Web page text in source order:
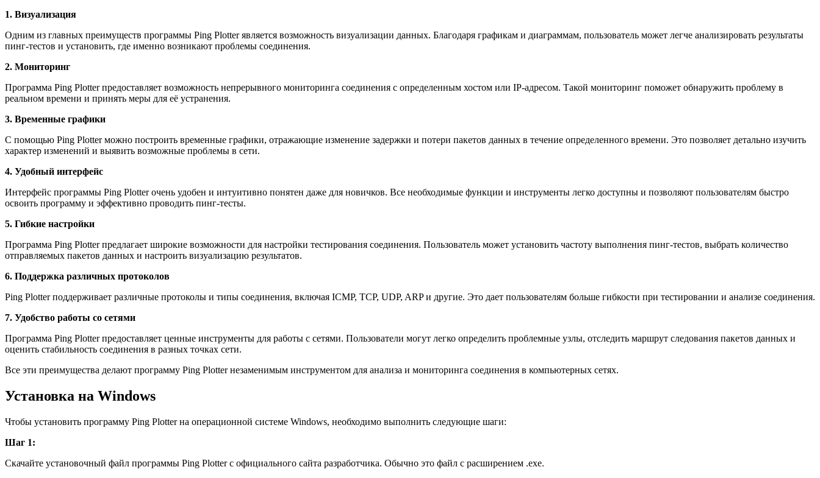
1. Визуализация
Одним из главных преимуществ программы Ping Plotter является возможность визуализации данных. Благодаря графикам и диаграммам, пользователь может легче анализировать результаты
пинг-тестов и установить, где именно возникают проблемы соединения.
2. Мониторинг
Программа Ping Plotter предоставляет возможность непрерывного мониторинга соединения с определенным хостом или IP-адресом. Такой мониторинг поможет обнаружить проблему в
реальном времени и принять меры для её устранения.
3. Временные графики
С помощью Ping Plotter можно построить временные графики, отражающие изменение задержки и потери пакетов данных в течение определенного времени. Это позволяет детально изучить
характер изменений и выявить возможные проблемы в сети.
4. Удобный интерфейс
Интерфейс программы Ping Plotter очень удобен и интуитивно понятен даже для новичков. Все необходимые функции и инструменты легко доступны и позволяют пользователям быстро
освоить программу и эффективно проводить пинг-тесты.
5. Гибкие настройки
Программа Ping Plotter предлагает широкие возможности для настройки тестирования соединения. Пользователь может установить частоту выполнения пинг-тестов, выбрать количество
отправляемых пакетов данных и настроить визуализацию результатов.
6. Поддержка различных протоколов
Ping Plotter поддерживает различные протоколы и типы соединения, включая ICMP, TCP, UDP, ARP и другие. Это дает пользователям больше гибкости при тестировании и анализе соединения.
7. Удобство работы со сетями
Программа Ping Plotter предоставляет ценные инструменты для работы с сетями. Пользователи могут легко определить проблемные узлы, отследить маршрут следования пакетов данных и
оценить стабильность соединения в разных точках сети.
Все эти преимущества делают программу Ping Plotter незаменимым инструментом для анализа и мониторинга соединения в компьютерных сетях.
Установка на Windows
Чтобы установить программу Ping Plotter на операционной системе Windows, необходимо выполнить следующие шаги:
Шаг 1:
Скачайте установочный файл программы Ping Plotter с официального сайта разработчика. Обычно это файл с расширением .exe.